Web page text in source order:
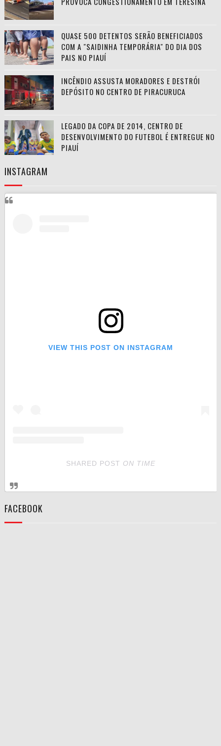
QUASE 500 DETENTOS SERÃO BENEFICIADOS
COM A "SAIDINHA TEMPORÁRIA" DO DIA DOS
PAIS NO PIAUÍ
INCÊNDIO ASSUSTA MORADORES E DESTRÓI
DEPÓSITO NO CENTRO DE PIRACURUCA
LEGADO DA COPA DE 2014, CENTRO DE
DESENVOLVIMENTO DO FUTEBOL É ENTREGUE NO
PIAUÍ
INSTAGRAM
VIEW THIS POST ON INSTAGRAM
SHARED POST ON TIME
FACEBOOK